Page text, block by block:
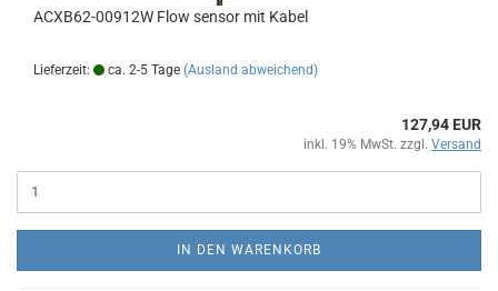
ACXB62-00912W Flow sensor mit Kabel
Lieferzeit: ca. 2-5 Tage (Ausland abweichend)
127,94 EUR
inkl. 19% MwSt. zzgl. Versand
IN DEN WARENKORB